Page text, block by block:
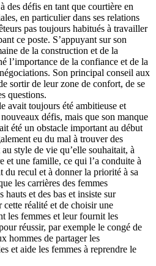
des défis en tant que courtière en
en particulier dans ses relations
pas toujours habitués à travailler
ce poste. S’appuyant sur son
de la construction et de la
l’importance de la confiance et de la
Son principal conseil aux
sortir de leur zone de confort, de se
questions.
avait toujours été ambitieuse et
défis, mais que son manque
été un obstacle important au début
eu du mal à trouver des
style de vie qu’elle souhaitait, à
et une famille, ce qui l’a conduite à
du recul et à donner la priorité à sa
les carrières des femmes
hauts et des bas et insiste sur
cette réalité et de choisir une
les femmes et leur fournit les
réussir, par exemple le congé de
hommes de partager les
et aide les femmes à reprendre le